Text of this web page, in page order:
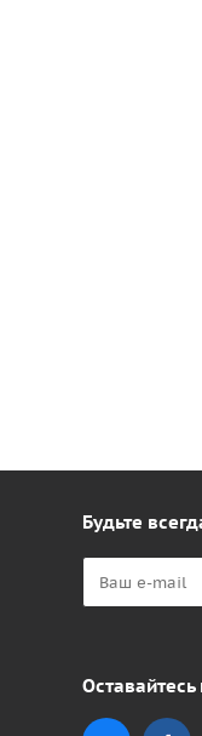
Будьте
Оставайтесь